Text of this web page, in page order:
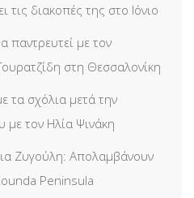
τις διακοπές της στο Ιόνιο
παντρευτεί με τον
στη Θεσσαλονίκη
τα σχόλια μετά την
με τον Ηλία Ψινάκη
Ζυγούλη: Απολαμβάνουν
Peninsula